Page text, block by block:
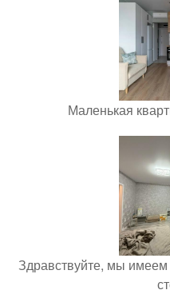
Маленькая
Здравствуйте, мы имеем